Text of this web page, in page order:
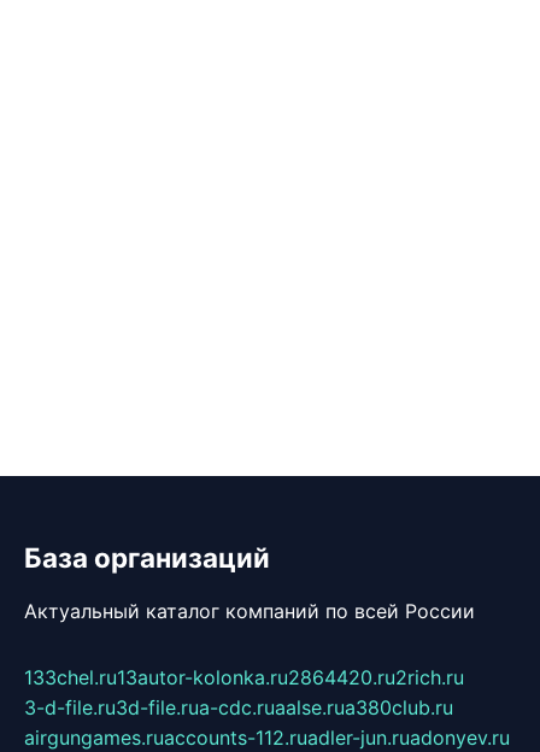
База организаций
Актуальный каталог компаний по всей России
133chel.ru13autor-kolonka.ru2864420.ru2rich.ru
3-d-file.ru3d-file.rua-cdc.ruaalse.rua380club.ru
airgungames.ruaccounts-112.ruadler-jun.ruadonyev.ru